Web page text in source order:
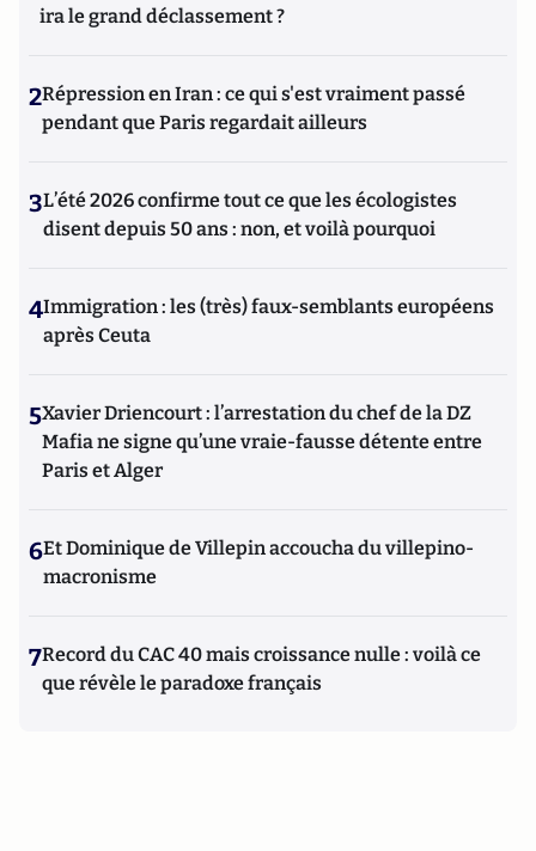
ira le grand déclassement ?
2Répression en Iran : ce qui s'est vraiment passé
pendant que Paris regardait ailleurs
3L’été 2026 confirme tout ce que les écologistes
disent depuis 50 ans : non, et voilà pourquoi
4Immigration : les (très) faux-semblants européens
après Ceuta
5Xavier Driencourt : l’arrestation du chef de la DZ
Mafia ne signe qu’une vraie-fausse détente entre
Paris et Alger
6Et Dominique de Villepin accoucha du villepino-
macronisme
7Record du CAC 40 mais croissance nulle : voilà ce
que révèle le paradoxe français